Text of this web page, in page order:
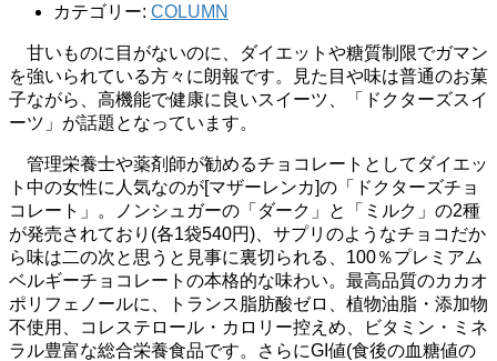
カテゴリー: COLUMN
甘いものに目がないのに、ダイエットや糖質制限でガマン
を強いられている方々に朗報です。見た目や味は普通のお菓
子ながら、高機能で健康に良いスイーツ、「ドクターズスイ
ーツ」が話題となっています。
管理栄養士や薬剤師が勧めるチョコレートとしてダイエッ
ト中の女性に人気なのが[マザーレンカ]の「ドクターズチョ
コレート」。ノンシュガーの「ダーク」と「ミルク」の2種
が発売されており(各1袋540円)、サプリのようなチョコだか
ら味は二の次と思うと見事に裏切られる、100％プレミアム
ベルギーチョコレートの本格的な味わい。最高品質のカカオ
ポリフェノールに、トランス脂肪酸ゼロ、植物油脂・添加物
不使用、コレステロール・カロリー控えめ、ビタミン・ミネ
ラル豊富な総合栄養食品です。さらにGI値(食後の血糖値の